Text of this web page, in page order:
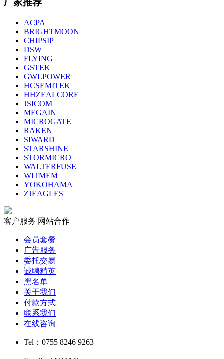
厂家推荐
ACPA
BRIGHTMOON
CHIPSIP
DSW
FLYING
GSTEK
GWLPOWER
HCSEMITEK
HHZEALCORE
JSICOM
MEGAIN
MICROGATE
RAKEN
SIWARD
STARSHINE
STORMICRO
WALTERFUSE
WITMEM
YOKOHAMA
ZJEAGLES
客户服务 网站合作
会员套餐
广告服务
委托交易
诚聘精英
黑名单
关于我们
付款方式
联系我们
在线咨询
Tel：0755 8246 9263